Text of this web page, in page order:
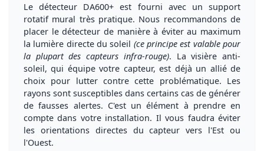
Le détecteur DA600+ est fourni avec unsupport
rotatif mural très pratique. Nous recommandons de
placer le détecteur de manière à éviter au maximum
la lumière directe du soleil (ce principe est valable pour
la plupart des capteurs infra-rouge). Lavisière anti-
soleil, qui équipe votre capteur, est déjà un allié de
choix pour lutter contre cette problématique. Les
rayons sont susceptibles dans certains cas de générer
de fausses alertes. C'est un élément à prendre en
compte dans votre installation. Il vous faudra éviter
les orientations directes du capteur vers l'Est ou
l'Ouest.